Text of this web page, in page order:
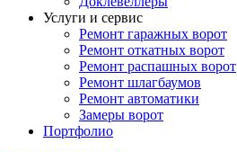
Услуги и сервис
Ремонт гаражных ворот
Ремонт откатных ворот
Ремонт распашных ворот
Ремонт шлагбаумов
Ремонт автоматики
Замеры ворот
Портфолио